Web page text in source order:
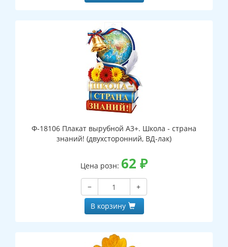
Ф-18106 Плакат вырубной А3+. Школа - страна
знаний! (двухсторонний, ВД-лак)
Цена розн: 62 ₽
−
+
В корзину